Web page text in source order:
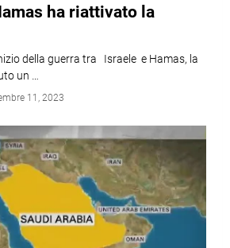
ha riattivato la
della guerra tra Israele e Hamas, la
un …
11, 2023